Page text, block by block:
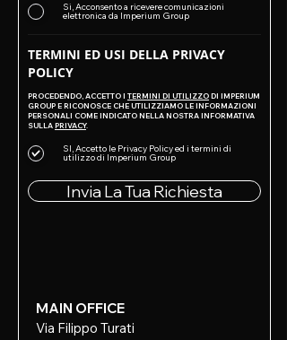
Si, Acconsento a ricevere comunicazioni
elettronica da Imperium Group
TERMINI ED USI DELLA PRIVACY
POLICY
PROCEDENDO, ACCETTO I TERMINI DI UTILIZZO DI IMPERIUM
GROUP E RICONOSCE CHE UTILIZZIAMO LE INFORMAZIONI
PERSONALI COME INDICATO NELLA NOSTRA INFORMATIVA
SULLA PRIVACY.
SI, Accetto le Privacy Policy ed i termini di
utilizzo di Imperium Group
Invia La Tua Richiesta
MAIN OFFICE
Via Filippo Turati